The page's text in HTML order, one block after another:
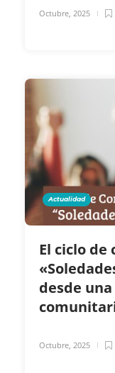
Octubre, 2025
Actualidad
El ciclo de
desde
Octubre, 2025